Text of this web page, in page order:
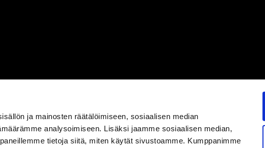
ja mainosten räätälöimiseen, sosiaalisen median
analysoimiseen. Lisäksi jaamme sosiaalisen median,
tietoja siitä, miten käytät sivustoamme. Kumppanimme
WiseGympowered byWiseNetwork |Tietosuojaseloste|Peruutusoikeus